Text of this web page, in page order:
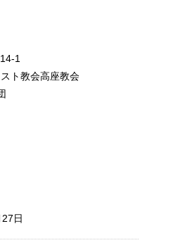
1
ト教会高座教会
日